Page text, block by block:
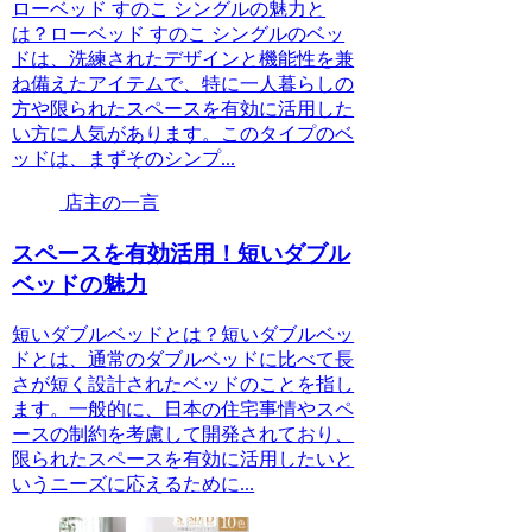
ローベッド すのこ シングルの魅力と
は？ローベッド すのこ シングルのベッ
ドは、洗練されたデザインと機能性を兼
ね備えたアイテムで、特に一人暮らしの
方や限られたスペースを有効に活用した
い方に人気があります。このタイプのベ
ッドは、まずそのシンプ...
店主の一言
スペースを有効活用！短いダブル
ベッドの魅力
短いダブルベッドとは？短いダブルベッ
ドとは、通常のダブルベッドに比べて長
さが短く設計されたベッドのことを指し
ます。一般的に、日本の住宅事情やスペ
ースの制約を考慮して開発されており、
限られたスペースを有効に活用したいと
いうニーズに応えるために...